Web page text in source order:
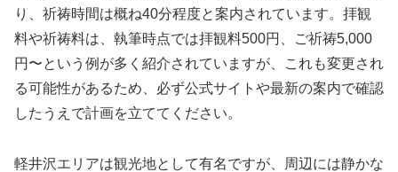
り、祈祷時間は概ね40分程度と案内されています。拝観
料や祈祷料は、執筆時点では拝観料500円、ご祈祷5,000
円〜という例が多く紹介されていますが、これも変更され
る可能性があるため、必ず公式サイトや最新の案内で確認
したうえで計画を立ててください。
軽井沢エリアは観光地として有名ですが、周辺には静かな